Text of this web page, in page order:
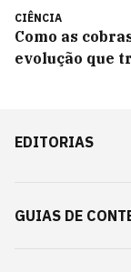
CIÊNCIA
Como as
evolução que
EDITORIAS
GUIAS DE